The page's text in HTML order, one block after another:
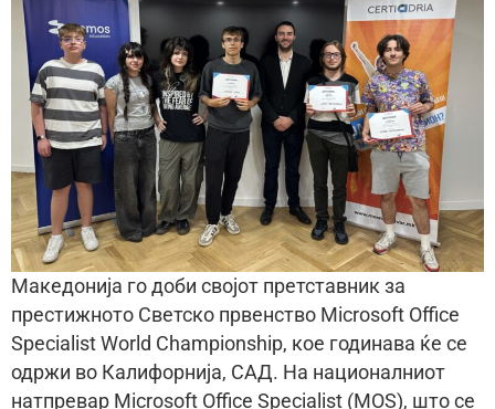
Македонија го доби својот претставник за
престижното Светско првенство Microsoft Office
Specialist World Championship, кое годинава ќе се
одржи во Калифорнија, САД. На националниот
натпревар Microsoft Office Specialist (MOS), што се